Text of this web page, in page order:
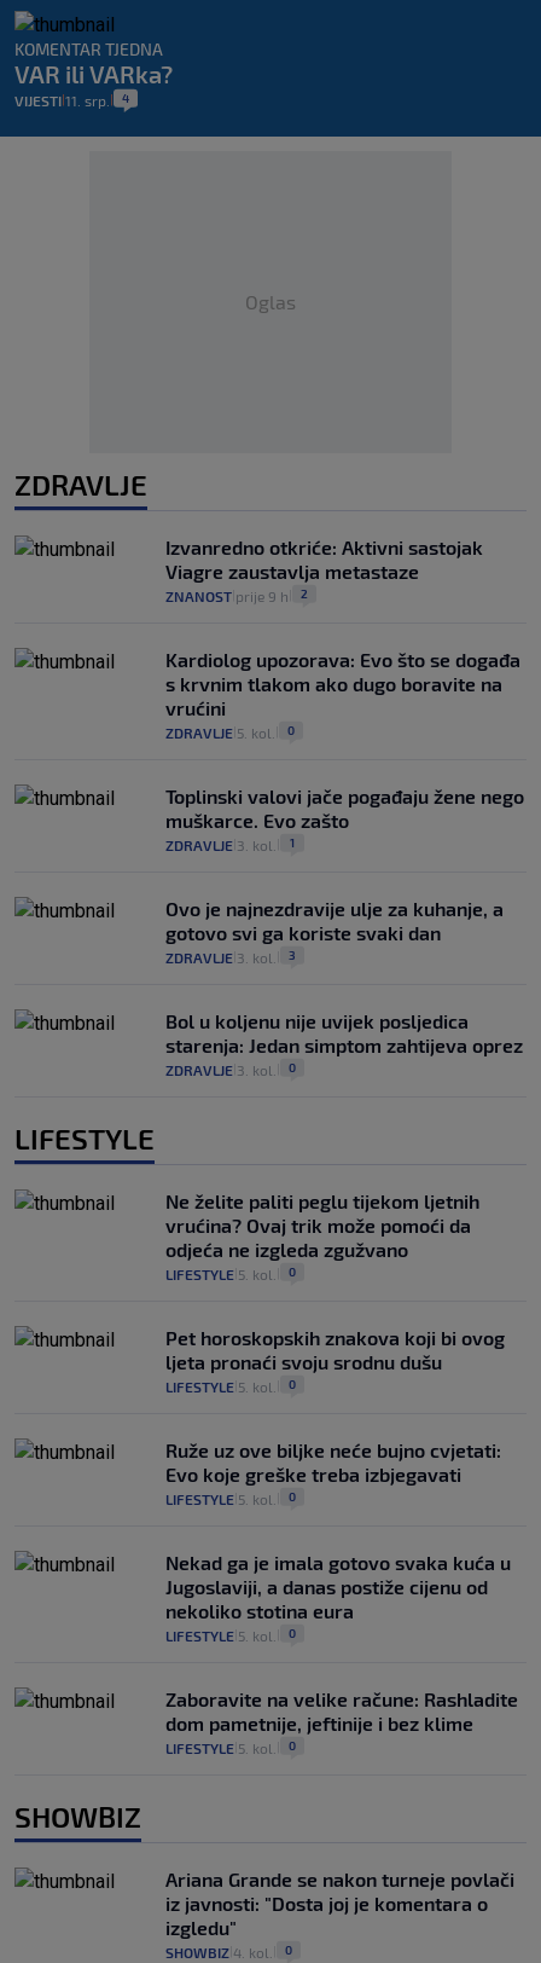
KOMENTAR TJEDNA
VAR ili VARka?
VIJESTI 11. srp. 4
Oglas
ZDRAVLJE
Izvanredno otkriće: Aktivni sastojak
Viagre zaustavlja metastaze
ZNANOST prije 9 h 2
Kardiolog upozorava: Evo što se događa
s krvnim tlakom ako dugo boravite na
vrućini
ZDRAVLJE 5. kol. 0
Toplinski valovi jače pogađaju žene nego
muškarce. Evo zašto
ZDRAVLJE 3. kol. 1
Ovo je najnezdravije ulje za kuhanje, a
gotovo svi ga koriste svaki dan
ZDRAVLJE 3. kol. 3
Bol u koljenu nije uvijek posljedica
starenja: Jedan simptom zahtijeva oprez
ZDRAVLJE 3. kol. 0
LIFESTYLE
Ne želite paliti peglu tijekom ljetnih
vrućina? Ovaj trik može pomoći da
odjeća ne izgleda zgužvano
LIFESTYLE 5. kol. 0
Pet horoskopskih znakova koji bi ovog
ljeta pronaći svoju srodnu dušu
LIFESTYLE 5. kol. 0
Ruže uz ove biljke neće bujno cvjetati:
Evo koje greške treba izbjegavati
LIFESTYLE 5. kol. 0
Nekad ga je imala gotovo svaka kuća u
Jugoslaviji, a danas postiže cijenu od
nekoliko stotina eura
LIFESTYLE 5. kol. 0
Zaboravite na velike račune: Rashladite
dom pametnije, jeftinije i bez klime
LIFESTYLE 5. kol. 0
SHOWBIZ
Ariana Grande se nakon turneje povlači
iz javnosti: "Dosta joj je komentara o
izgledu"
SHOWBIZ 4. kol. 0